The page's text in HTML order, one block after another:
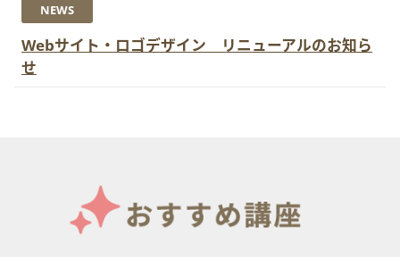
NEWS
Webサイト・ロゴデザイン リニューアルのお知ら
せ